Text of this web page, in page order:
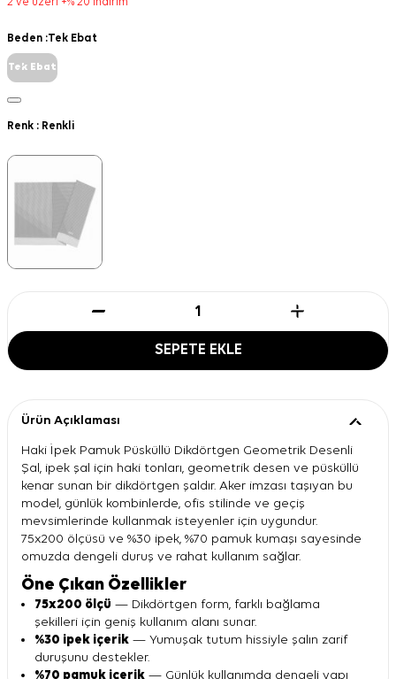
Beden :Tek Ebat
Tek Ebat
Renk : Renkli
SEPETE EKLE
Ürün Açıklaması
Haki İpek Pamuk Püsküllü Dikdörtgen Geometrik Desenli
Şal, ipek şal için haki tonları, geometrik desen ve püsküllü
kenar sunan bir dikdörtgen şaldır. Aker imzası taşıyan bu
model, günlük kombinlerde, ofis stilinde ve geçiş
mevsimlerinde kullanmak isteyenler için uygundur.
75x200 ölçüsü ve %30 ipek, %70 pamuk kumaşı sayesinde
omuzda dengeli duruş ve rahat kullanım sağlar.
Öne Çıkan Özellikler
75x200 ölçü — Dikdörtgen form, farklı bağlama
şekilleri için geniş kullanım alanı sunar.
%30 ipek içerik — Yumuşak tutum hissiyle şalın zarif
duruşunu destekler.
%70 pamuk içerik — Günlük kullanımda dengeli yapı